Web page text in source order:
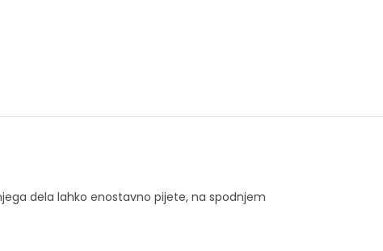
dela lahko enostavno pijete, na spodnjem